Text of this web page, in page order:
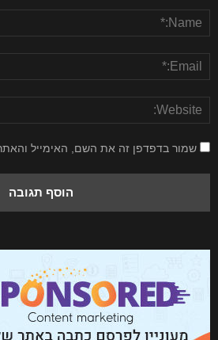
שמור בדפדפן זה את השם, האימייל